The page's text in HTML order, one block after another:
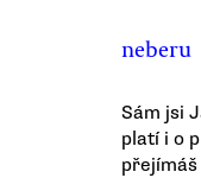
neberu
Sám jsi
platí i o